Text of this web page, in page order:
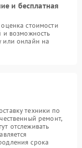
и бесплатная
стоимости
и возможность
или онлайн на
техники по
ремонт,
отслеживать
срока